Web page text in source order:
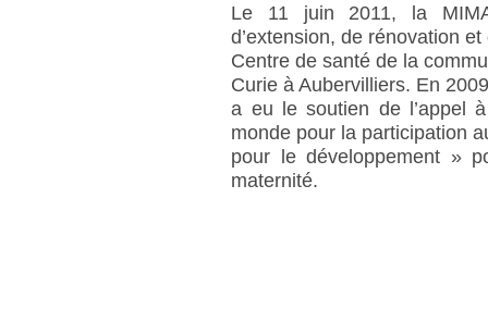
Le 11 juin 2011, la
d’extension, de rénovation
Centre de santé de la
Curie à Aubervilliers. En
a eu le soutien de l’appel
monde pour la participation
pour le développement »
maternité.